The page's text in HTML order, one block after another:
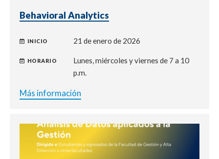
Behavioral Analytics
INICIO 21 de enero de 2026
HORARIO
Lunes, miércoles y viernes de 7 a 10
p.m.
Más información